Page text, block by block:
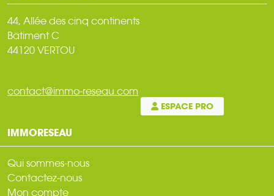
44, Allée des cinq continents
Bâtiment C
44120 VERTOU
contact@immo-reseau.com
ESPACE PRO
IMMORESEAU
Qui sommes-nous
Contactez-nous
Mon compte